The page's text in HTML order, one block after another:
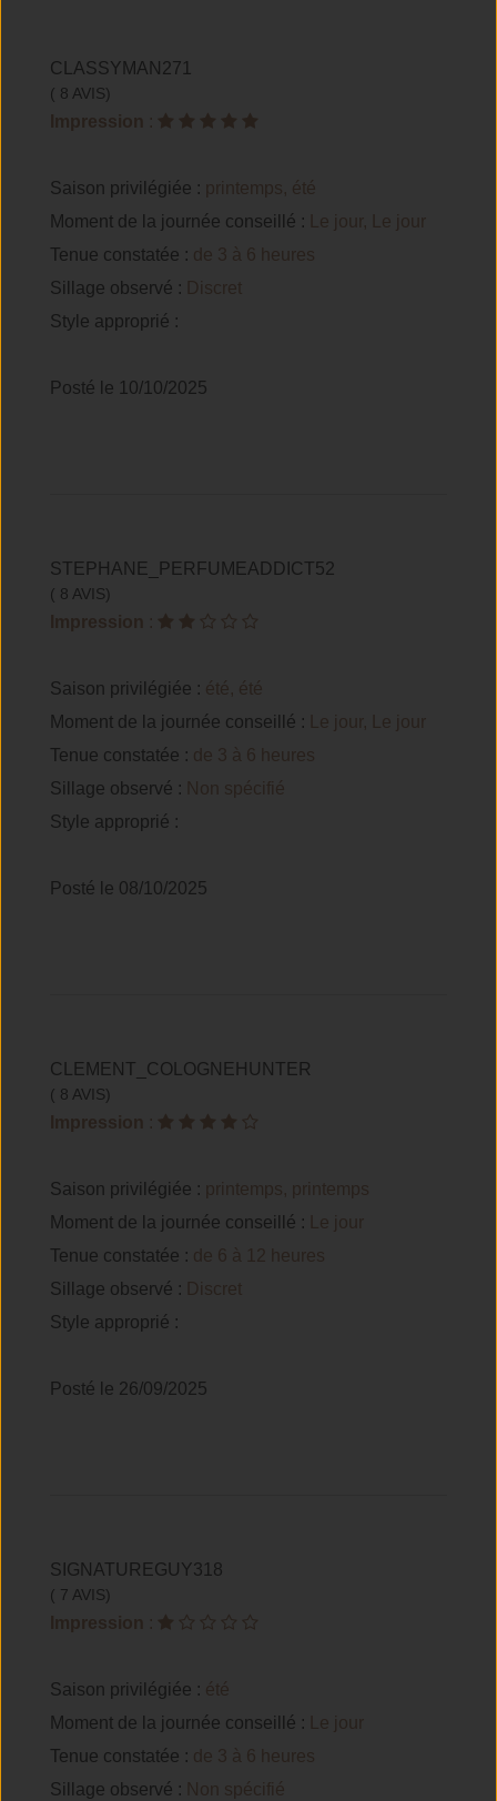
CLASSYMAN271
( 8 AVIS)
Impression :
Saison privilégiée : printemps, été
Moment de la journée conseillé :
Le jour, Le jour
Tenue constatée : de 3 à 6 heures
Sillage observé : Discret
Style approprié :
Posté le 10/10/2025
STEPHANE_PERFUMEADDICT52
( 8 AVIS)
Impression :
Saison privilégiée : été, été
Moment de la journée conseillé :
Le jour, Le jour
Tenue constatée : de 3 à 6 heures
Sillage observé : Non spécifié
Style approprié :
Posté le 08/10/2025
CLEMENT_COLOGNEHUNTER
( 8 AVIS)
Impression :
Saison privilégiée : printemps, printemps
Moment de la journée conseillé :
Le jour
Tenue constatée : de 6 à 12 heures
Sillage observé : Discret
Style approprié :
Posté le 26/09/2025
SIGNATUREGUY318
( 7 AVIS)
Impression :
Saison privilégiée : été
Moment de la journée conseillé :
Le jour
Tenue constatée : de 3 à 6 heures
Sillage observé : Non spécifié